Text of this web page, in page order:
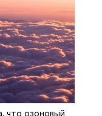
что озоновый